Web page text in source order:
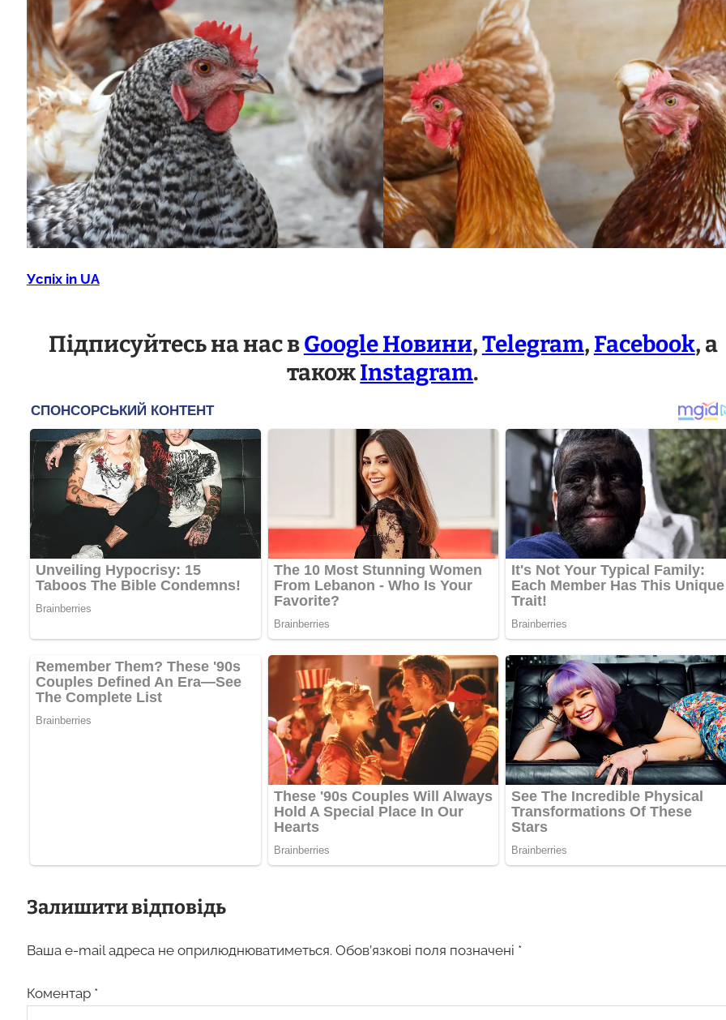
Успіх in UA
Підписуйтесь на нас вGoogle Новини,Telegram, Facebook, а
такожInstagram.
Залишити відповідь
Ваша e-mail адреса не оприлюднюватиметься. Обов’язкові поля позначені *
Коментар *